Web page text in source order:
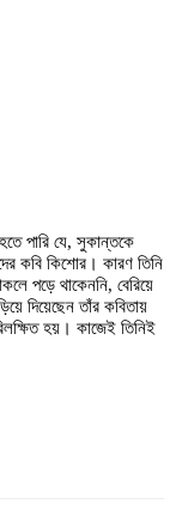
পারি যে, সুকান্তকে
কবি কিশোর। কারণ তিনি
পড়ে থাকেননি, বেরিয়ে
দিয়েছেন তাঁর কবিতায়
হয়। কাজেই তিনিই